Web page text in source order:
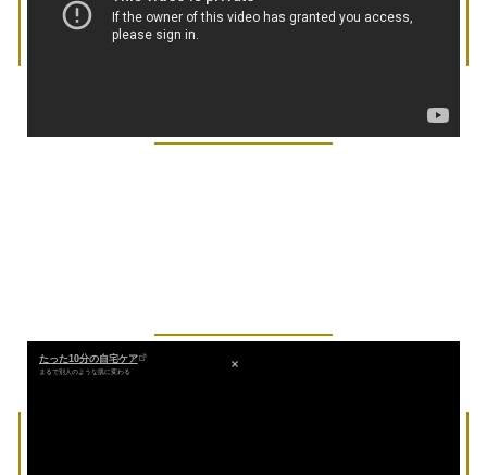
たった10分の自宅ケア
まるで別人のような肌に変わる